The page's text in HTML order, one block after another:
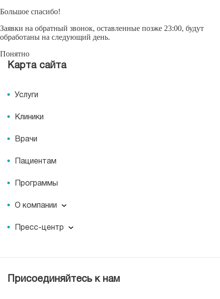
Большое спасибо!
Заявки на обратный звонок, оставленные позже 23:00, будут
обработаны на следующий день.
Понятно
Карта сайта
Услуги
Клиники
Врачи
Пациентам
Программы
О компании
Отзывы
Лицензии
Пресс-центр
Журнал для пациентов «МЕДСИ СЕГОДНЯ»
Присоединяйтесь к нам